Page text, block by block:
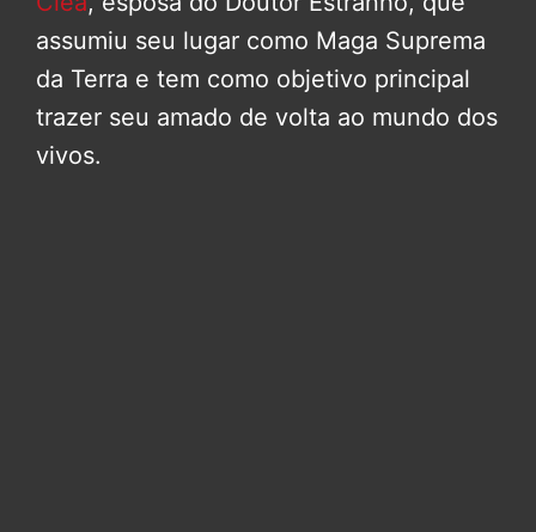
assumiu seu lugar como Maga Suprema
da Terra e tem como objetivo principal
trazer seu amado de volta ao mundo dos
vivos.